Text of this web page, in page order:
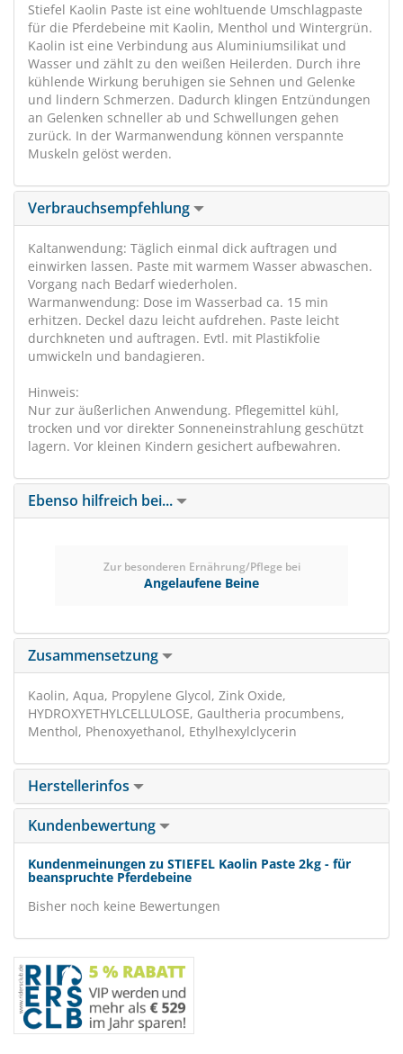
Stiefel Kaolin Paste ist eine wohltuende Umschlagpaste
für die Pferdebeine mit Kaolin, Menthol und Wintergrün.
Kaolin ist eine Verbindung aus Aluminiumsilikat und
Wasser und zählt zu den weißen Heilerden. Durch ihre
kühlende Wirkung beruhigen sie Sehnen und Gelenke
und lindern Schmerzen. Dadurch klingen Entzündungen
an Gelenken schneller ab und Schwellungen gehen
zurück. In der Warmanwendung können verspannte
Muskeln gelöst werden.
Verbrauchsempfehlung
Kaltanwendung: Täglich einmal dick auftragen und
einwirken lassen. Paste mit warmem Wasser abwaschen.
Vorgang nach Bedarf wiederholen.
Warmanwendung: Dose im Wasserbad ca. 15 min
erhitzen. Deckel dazu leicht aufdrehen. Paste leicht
durchkneten und auftragen. Evtl. mit Plastikfolie
umwickeln und bandagieren.
Hinweis:
Nur zur äußerlichen Anwendung. Pflegemittel kühl,
trocken und vor direkter Sonneneinstrahlung geschützt
lagern. Vor kleinen Kindern gesichert aufbewahren.
Ebenso hilfreich bei...
Zur besonderen Ernährung/Pflege bei
Angelaufene Beine
Zusammensetzung
Kaolin, Aqua, Propylene Glycol, Zink Oxide,
HYDROXYETHYLCELLULOSE, Gaultheria procumbens,
Menthol, Phenoxyethanol, Ethylhexylclycerin
Herstellerinfos
Kundenbewertung
Kundenmeinungen zu STIEFEL Kaolin Paste 2kg - für
beanspruchte Pferdebeine
Bisher noch keine Bewertungen